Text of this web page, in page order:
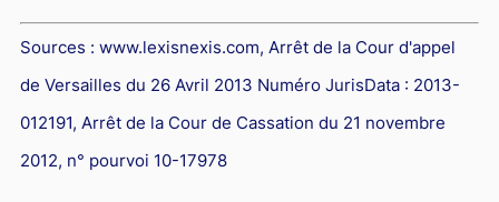
Sources : www.lexisnexis.com, Arrêt de la Cour d'appel
de Versailles du 26 Avril 2013 Numéro JurisData : 2013-
012191, Arrêt de la Cour de Cassation du 21 novembre
2012, n° pourvoi 10-17978